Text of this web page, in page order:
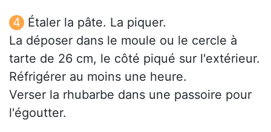
Étaler la pâte. La piquer.
La déposer dans le moule ou le cercle à
tarte de 26 cm, le côté piqué sur l'extérieur.
Réfrigérer au moins une heure.
Verser la rhubarbe dans une passoire pour
l'égoutter.